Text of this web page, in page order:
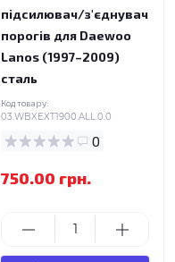
підсилювач/з'єднувач
порогів для Daewoo
Lanos (1997–2009)
сталь
Код товару:
03.WBXEXT1900.ALL.0.0
0
750.00 грн.